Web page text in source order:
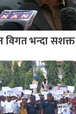
भन्दा सशक्त